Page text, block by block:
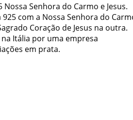
Senhora do Carmo e Jesus.
com a Nossa Senhora do
Coração de Jesus na outra.
na Itália por uma empresa
em prata.